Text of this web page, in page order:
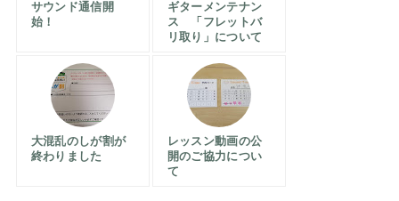
サウンド通信開
始！
ギターメンテナン
ス 「フレットバ
リ取り」について
大混乱のしが割が
終わりました
レッスン動画の公
開のご協力につい
て